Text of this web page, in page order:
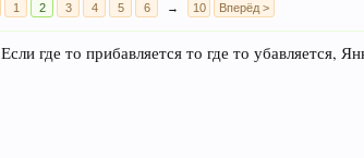
1 2 3 4 5 6 → 10 Вперёд >
Если где то прибавляется то где то убавляется,